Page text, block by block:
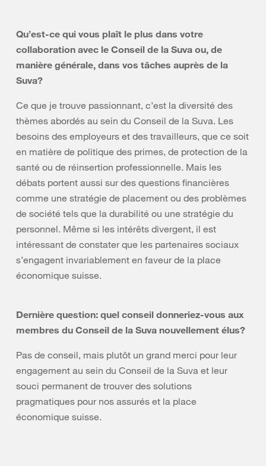
Qu’est-ce qui vous plaît le plus dans votre
collaboration avec le Conseil de la Suva ou, de
manière générale, dans vos tâches auprès de la
Suva?
Ce que je trouve passionnant, c’est la diversité des
thèmes abordés au sein du Conseil de la Suva. Les
besoins des employeurs et des travailleurs, que ce soit
en matière de politique des primes, de protection de la
santé ou de réinsertion professionnelle. Mais les
débats portent aussi sur des questions financières
comme une stratégie de placement ou des problèmes
de société tels que la durabilité ou une stratégie du
personnel. Même si les intérêts divergent, il est
intéressant de constater que les partenaires sociaux
s’engagent invariablement en faveur de la place
économique suisse.
Dernière question: quel conseil donneriez-vous aux
membres du Conseil de la Suva nouvellement élus?
Pas de conseil, mais plutôt un grand merci pour leur
engagement au sein du Conseil de la Suva et leur
souci permanent de trouver des solutions
pragmatiques pour nos assurés et la place
économique suisse.